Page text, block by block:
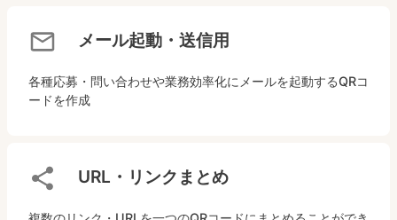
メール起動・送信用
各種応募・問い合わせや業務効率化にメールを起動するQRコ
ードを作成
URL・リンクまとめ